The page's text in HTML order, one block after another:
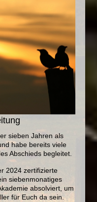
sieben Jahren als
habe bereits viele
Abschieds begleitet.
2024 zertifizierte
siebenmonatiges
absolviert, um
für Euch da sein.